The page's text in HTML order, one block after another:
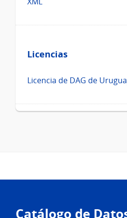
Licencias
Licencias
Licencia de DAG de
Catálogo de